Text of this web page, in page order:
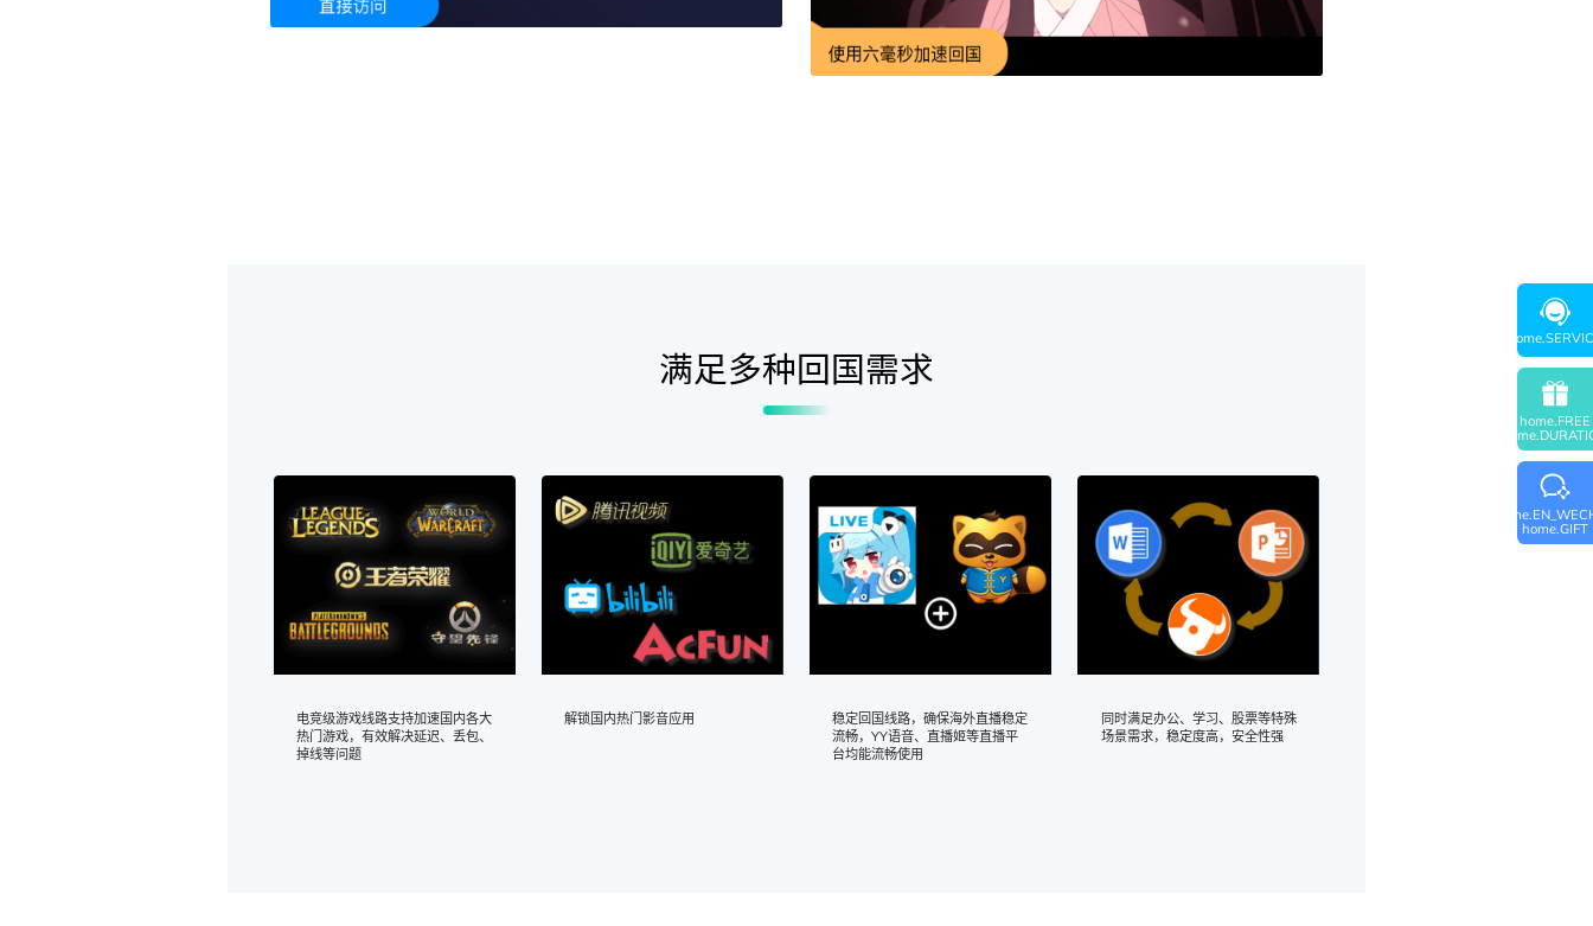
满足多种回国需求
电竞级游戏线路支持加速国内各大
热门游戏，有效解决延迟、丢包、
掉线等问题
解锁国内热门影音应用
稳定回国线路，确保海外直播稳定
流畅，YY语音、直播姬等直播平
台均能流畅使用
同时满足办公、学习、股票等特殊
场景需求，稳定度高，安全性强
home.FREE
home.GIFT